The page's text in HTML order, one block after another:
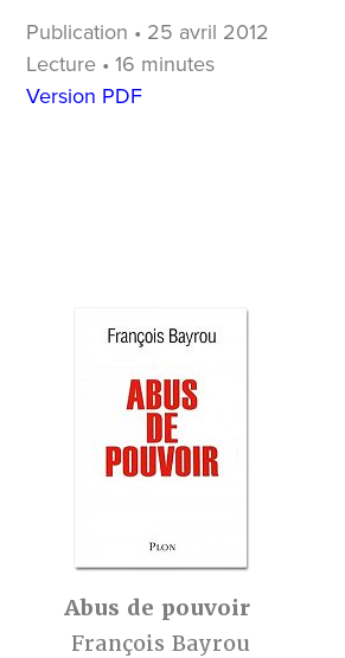
Publication • 25 avril 2012
Lecture • 16 minutes
Version PDF
Abus de pouvoir
François Bayrou